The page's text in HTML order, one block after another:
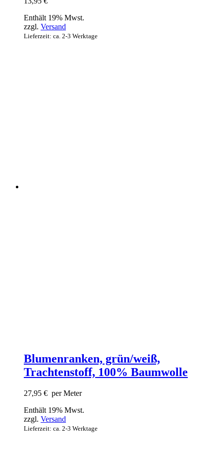
Enthält 19% Mwst.
zzgl. Versand
Lieferzeit: ca. 2-3 Werktage
Blumenranken, grün/weiß,
Trachtenstoff, 100% Baumwolle
27,95 € per Meter
Enthält 19% Mwst.
zzgl. Versand
Lieferzeit: ca. 2-3 Werktage